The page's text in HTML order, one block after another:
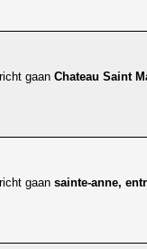
Chateau Saint
sainte-anne,